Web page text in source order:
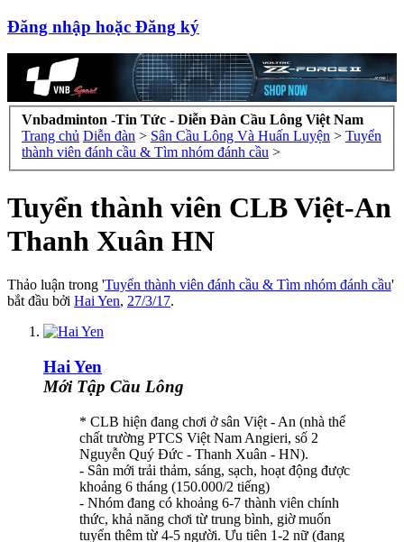
Đăng nhập hoặc Đăng ký
Vnbadminton -Tin Tức - Diễn Đàn Cầu Lông Việt Nam
Trang chủ Diễn đàn > Sân Cầu Lông Và Huấn Luyện > Tuyển
thành viên đánh cầu & Tìm nhóm đánh cầu >
Tuyển thành viên CLB Việt-An
Thanh Xuân HN
Thảo luận trong 'Tuyển thành viên đánh cầu & Tìm nhóm đánh cầu'
bắt đầu bởi Hai Yen, 27/3/17.
Hai Yen
Mới Tập Cầu Lông
* CLB hiện đang chơi ở sân Việt - An (nhà thể
chất trường PTCS Việt Nam Angieri, số 2
Nguyễn Quý Đức - Thanh Xuân - HN).
- Sân mới trải thảm, sáng, sạch, hoạt động được
khoảng 6 tháng (150.000/2 tiếng)
- Nhóm đang có khoảng 6-7 thành viên chính
thức, khả năng chơi từ trung bình, giờ muốn
tuyển thêm từ 4-5 người. Ưu tiên 1-2 nữ (đang